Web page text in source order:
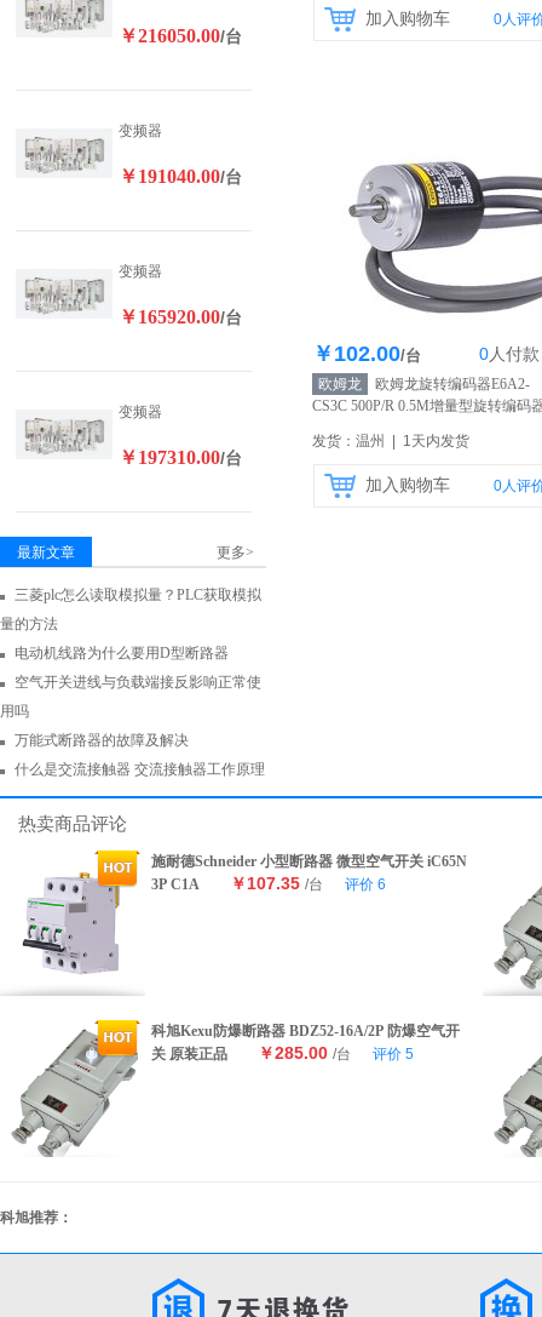
加入购物车 0人评
库存200个
￥102.00/台 0人付款
欧姆龙
欧姆龙旋转编码器E6A2-
CS3C 500P/R 0.5M增量型旋转编码
发货：温州 | 1天内发货
加入购物车 0人评
￥216050.00/台
变频器
￥191040.00/台
变频器
￥165920.00/台
变频器
￥197310.00/台
最新文章 更多>
三菱plc怎么读取模拟量？PLC获取模拟
量的方法
电动机线路为什么要用D型断路器
空气开关进线与负载端接反影响正常使
用吗
万能式断路器的故障及解决
什么是交流接触器 交流接触器工作原理
热卖商品评论
施耐德Schneider 小型断路器 微型空气开关 iC65N
3P C1A
￥107.35 /台 评价 6
科旭Kexu防爆断路器 BDZ52-16A/2P 防爆空气开
关 原装正品
￥285.00 /台 评价 5
科旭推荐：